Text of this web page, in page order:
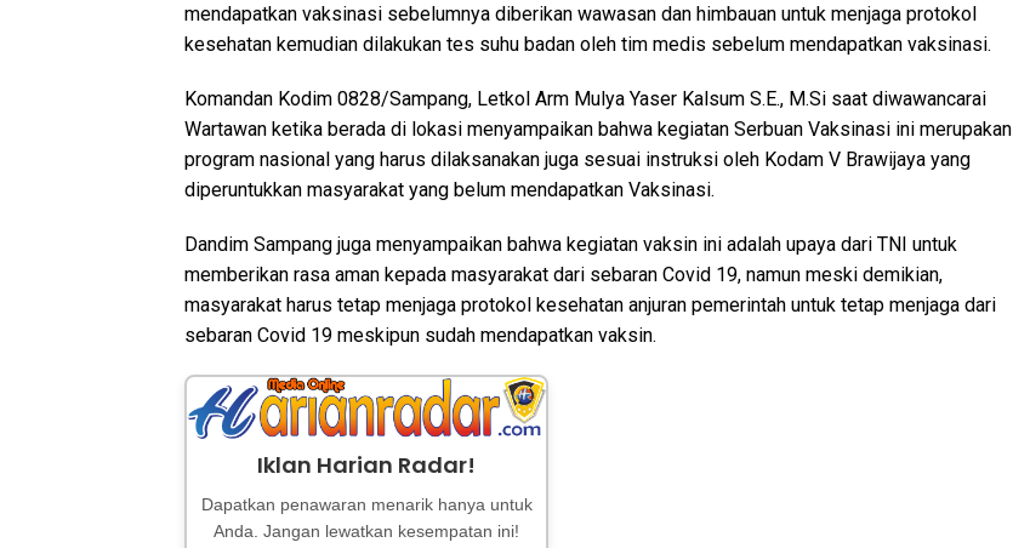
mendapatkan vaksinasi sebelumnya diberikan wawasan dan himbauan untuk menjaga protokol
kesehatan kemudian dilakukan tes suhu badan oleh tim medis sebelum mendapatkan vaksinasi.
Komandan Kodim 0828/Sampang, Letkol Arm Mulya Yaser Kalsum S.E., M.Si saat diwawancarai
Wartawan ketika berada di lokasi menyampaikan bahwa kegiatan Serbuan Vaksinasi ini merupakan
program nasional yang harus dilaksanakan juga sesuai instruksi oleh Kodam V Brawijaya yang
diperuntukkan masyarakat yang belum mendapatkan Vaksinasi.
Dandim Sampang juga menyampaikan bahwa kegiatan vaksin ini adalah upaya dari TNI untuk
memberikan rasa aman kepada masyarakat dari sebaran Covid 19, namun meski demikian,
masyarakat harus tetap menjaga protokol kesehatan anjuran pemerintah untuk tetap menjaga dari
sebaran Covid 19 meskipun sudah mendapatkan vaksin.
Iklan Harian Radar!
Dapatkan penawaran menarik hanya untuk
Anda. Jangan lewatkan kesempatan ini!